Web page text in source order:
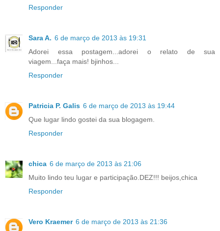
Responder
Sara A. 6 de março de 2013 às 19:31
Adorei essa postagem...adorei o relato de sua
viagem...faça mais! bjinhos...
Responder
Patricia P. Galis 6 de março de 2013 às 19:44
Que lugar lindo gostei da sua blogagem.
Responder
chica 6 de março de 2013 às 21:06
Muito lindo teu lugar e participação.DEZ!!! beijos,chica
Responder
Vero Kraemer 6 de março de 2013 às 21:36